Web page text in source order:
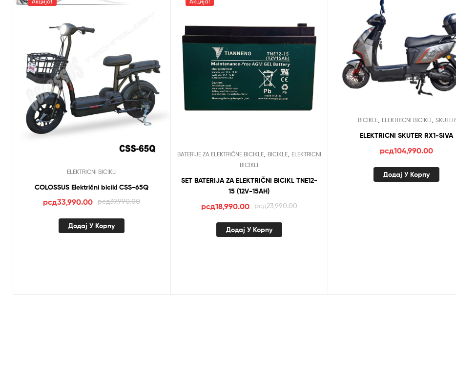
ELEKTRICNI BICIKLI
COLOSSUS Električni bicikl CSS-65Q
рсд39,990.00
Оригинална
је
рсд33,990.00Тренутна
је:
Додај У Корпу
BATERIJE ZA ELEKTRIČNE BICIKLE, BICIKLE, ELEKTRICNI
BICIKLI
SET BATERIJA ZA ELEKTRIČNI BICIKL TNE12-
15 (12V-15AH)
рсд23,990.00
Оригинална
је
рсд18,990.00Тренутна
је:
Додај У Корпу
BICIKLE, ELEKTRICNI BICIKLI, SKUTER
ELEKTRICNI SKUTER RX1-SIVA
рсд104,990.00
Додај У Корпу